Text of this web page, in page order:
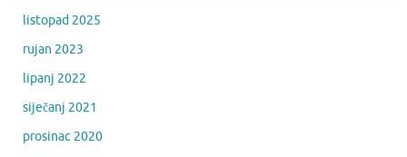
listopad 2025
rujan 2023
lipanj 2022
siječanj 2021
prosinac 2020